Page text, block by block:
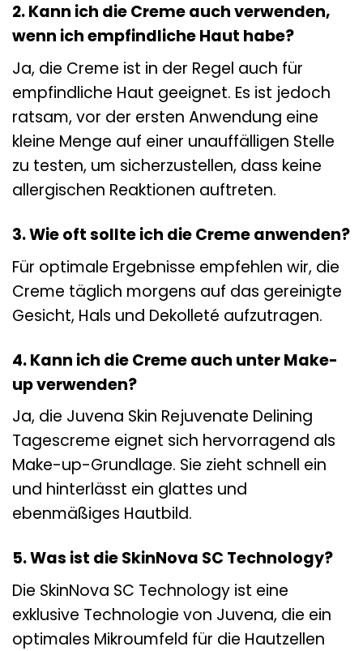
2. Kann ich die Creme auch verwenden,
wenn ich empfindliche Haut habe?
Ja, die Creme ist in der Regel auch für
empfindliche Haut geeignet. Es ist jedoch
ratsam, vor der ersten Anwendung eine
kleine Menge auf einer unauffälligen Stelle
zu testen, um sicherzustellen, dass keine
allergischen Reaktionen auftreten.
3. Wie oft sollte ich die Creme anwenden?
Für optimale Ergebnisse empfehlen wir, die
Creme täglich morgens auf das gereinigte
Gesicht, Hals und Dekolleté aufzutragen.
4. Kann ich die Creme auch unter Make-
up verwenden?
Ja, die Juvena Skin Rejuvenate Delining
Tagescreme eignet sich hervorragend als
Make-up-Grundlage. Sie zieht schnell ein
und hinterlässt ein glattes und
ebenmäßiges Hautbild.
5. Was ist die SkinNova SC Technology?
Die SkinNova SC Technology ist eine
exklusive Technologie von Juvena, die ein
optimales Mikroumfeld für die Hautzellen